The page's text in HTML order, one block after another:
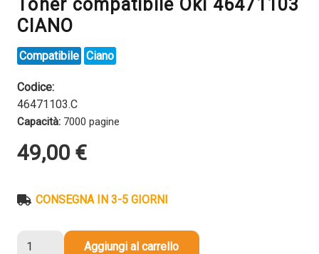
Toner compatibile Oki 46471103
CIANO
Compatibile Ciano
Codice:
46471103.C
Capacità: 7000 pagine
49,00 €
CONSEGNA IN 3-5 GIORNI
Aggiungi al carrello